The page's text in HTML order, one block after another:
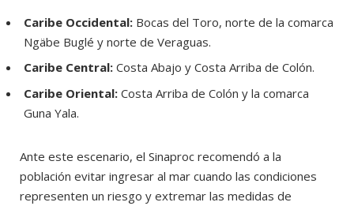
Caribe Occidental: Bocas del Toro, norte de la comarca
Ngäbe Buglé y norte de Veraguas.
Caribe Central: Costa Abajo y Costa Arriba de Colón.
Caribe Oriental: Costa Arriba de Colón y la comarca
Guna Yala.
Ante este escenario, el Sinaproc recomendó a la
población evitar ingresar al mar cuando las condiciones
representen un riesgo y extremar las medidas de